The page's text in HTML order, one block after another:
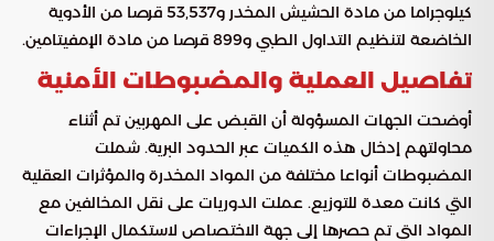
كيلوجراما من مادة الحشيش المخدر و53,537 قرصا من الأدوية
الخاضعة لتنظيم التداول الطبي و899 قرصا من مادة الإمفيتامين.
تفاصيل العملية والمضبوطات الأمنية
أوضحت الجهات المسؤولة أن القبض على المهربين تم أثناء
محاولتهم إدخال هذه الكميات عبر الحدود البرية. شملت
المضبوطات أنواعا مختلفة من المواد المخدرة والمؤثرات العقلية
التي كانت معدة للتوزيع. عملت الدوريات على نقل المخالفين مع
المواد التي تم حصرها إلى جهة الاختصاص لاستكمال الإجراءات